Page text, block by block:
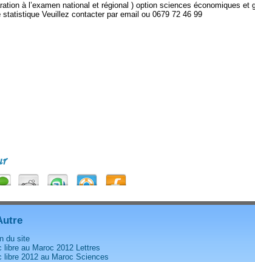
à l’examen national et régional ) option sciences économiques et
Veuillez contacter par email ou 0679 72 46 99
du site
libre au Maroc 2012 Lettres
libre 2012 au Maroc Sciences